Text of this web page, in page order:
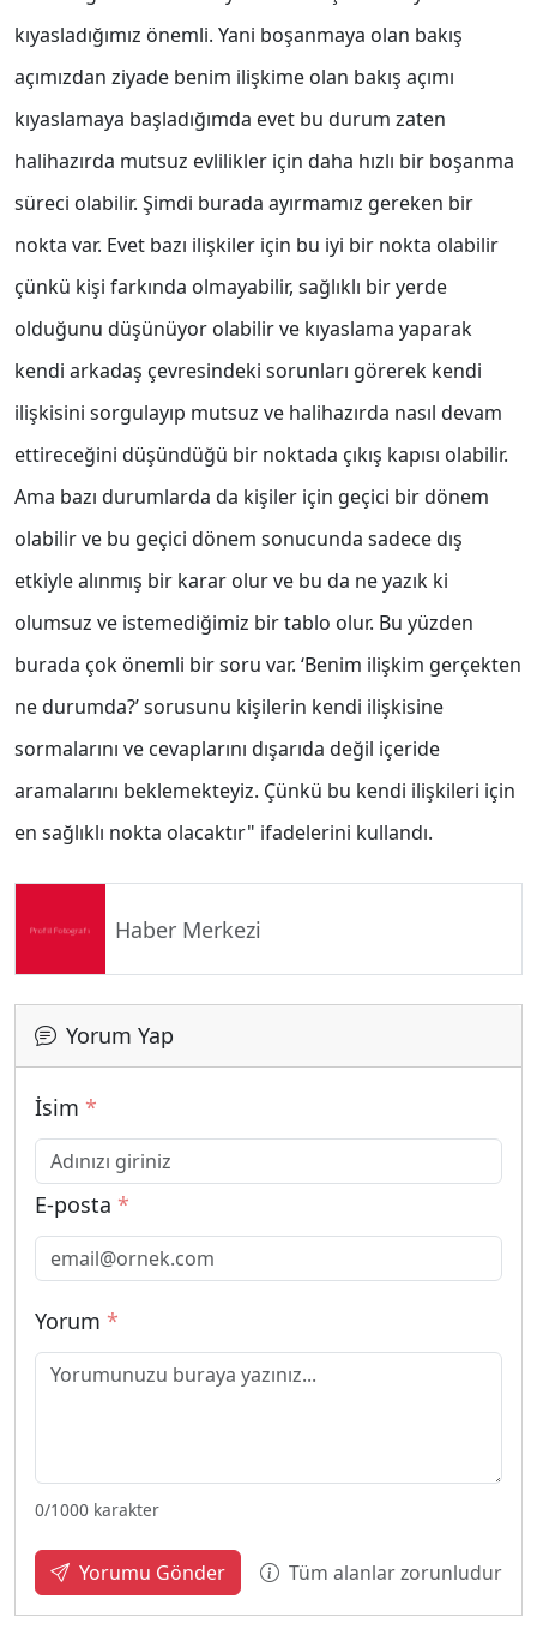
kıyasladığımız önemli. Yani boşanmaya olan bakış
açımızdan ziyade benim ilişkime olan bakış açımı
kıyaslamaya başladığımda evet bu durum zaten
halihazırda mutsuz evlilikler için daha hızlı bir boşanma
süreci olabilir. Şimdi burada ayırmamız gereken bir
nokta var. Evet bazı ilişkiler için bu iyi bir nokta olabilir
çünkü kişi farkında olmayabilir, sağlıklı bir yerde
olduğunu düşünüyor olabilir ve kıyaslama yaparak
kendi arkadaş çevresindeki sorunları görerek kendi
ilişkisini sorgulayıp mutsuz ve halihazırda nasıl devam
ettireceğini düşündüğü bir noktada çıkış kapısı olabilir.
Ama bazı durumlarda da kişiler için geçici bir dönem
olabilir ve bu geçici dönem sonucunda sadece dış
etkiyle alınmış bir karar olur ve bu da ne yazık ki
olumsuz ve istemediğimiz bir tablo olur. Bu yüzden
burada çok önemli bir soru var. ‘Benim ilişkim gerçekten
ne durumda?’ sorusunu kişilerin kendi ilişkisine
sormalarını ve cevaplarını dışarıda değil içeride
aramalarını beklemekteyiz. Çünkü bu kendi ilişkileri için
en sağlıklı nokta olacaktır" ifadelerini kullandı.
Haber Merkezi
Yorum Yap
İsim *
E-posta *
Yorum *
0/1000 karakter
Yorumu Gönder Tüm alanlar zorunludur